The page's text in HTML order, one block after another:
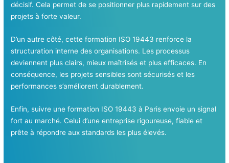
décisif. Cela permet de se positionner plus rapidement sur des
projets à forte valeur.
D’un autre côté, cette formation ISO 19443 renforce la
structuration interne des organisations. Les processus
deviennent plus clairs, mieux maîtrisés et plus efficaces. En
conséquence, les projets sensibles sont sécurisés et les
performances s’améliorent durablement.
Enfin, suivre une formation ISO 19443 à Paris envoie un signal
fort au marché. Celui d’une entreprise rigoureuse, fiable et
prête à répondre aux standards les plus élevés.